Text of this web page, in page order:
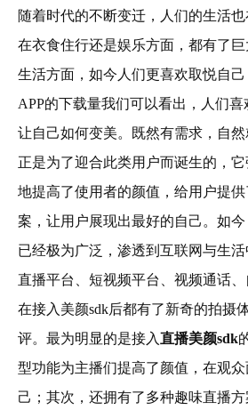
随着时代的不断变迁，人们的生活
在衣食住行还是娱乐方面，都有了
生活方面，如今人们更喜欢取悦自
APP的下载量我们可以看出，人们
让自己如何变美。既然有需求，自
正是为了迎合此类用户而诞生的，
地提高了使用者的颜值，给用户提
案，让用户展现出最好的自己。如
已经极为广泛，渗透到互联网与生
直播平台、短视频平台、视频通话
在接入美颜sdk后都有了新奇的拍摄
评。最为明显的是接入直播美颜sdk
型功能为主播们提高了颜值，在观
己；其次，还拥有了多种趣味直播